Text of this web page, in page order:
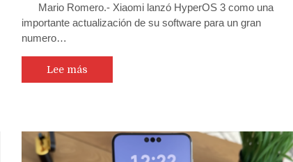
Mario Romero.- Xiaomi lanzó HyperOS 3 como una
importante actualización de su software para un gran
numero…
Lee más